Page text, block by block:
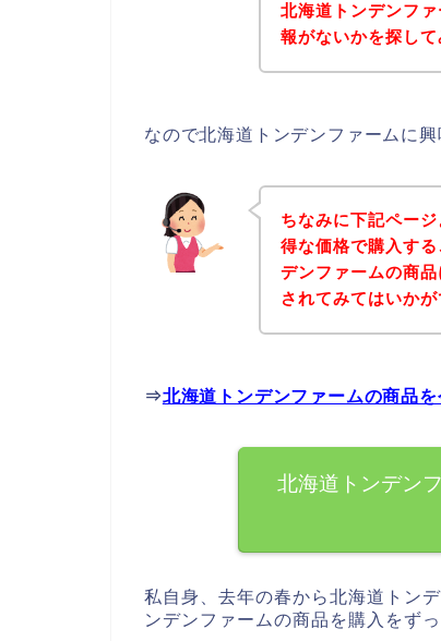
北海道トンデンフ
報がないかを探して
なので北海道トンデンファームに
ちなみに下記ペー
得な価格で購入す
デンファームの商
されてみてはいか
⇒北海道トンデンファームの商品
北海道トンデン
私自身、去年の春から北海道トン
ンデンファームの商品を購入をず